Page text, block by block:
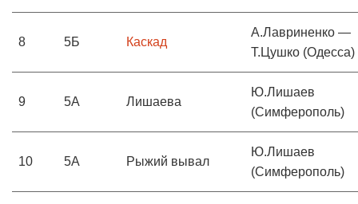
8 5Б Каскад
А.Лавриненко —
Т.Цушко (Одесса)
9 5А Лишаева
Ю.Лишаев
(Симферополь)
10 5А Рыжий вывал
Ю.Лишаев
(Симферополь)